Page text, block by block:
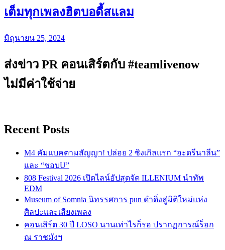
เต็มทุกเพลงฮิตบอดี้สแลม
มิถุนายน 25, 2024
ส่งข่าว PR คอนเสิร์ตกับ #teamlivenow
ไม่มีค่าใช้จ่าย
Recent Posts
M4 คัมแบคตามสัญญา! ปล่อย 2 ซิงเกิลแรก “อะดรีนาลีน”
และ “ชอบU”
808 Festival 2026 เปิดไลน์อัปสุดจัด ILLENIUM นำทัพ
EDM
Museum of Somnia นิทรรศการ pun ดำดิ่งสู่มิติใหม่แห่ง
ศิลปะและเสียงเพลง
คอนเสิร์ต 30 ปี LOSO นานเท่าไรก็รอ ปรากฏการณ์ร็อก
ณ ราชมังฯ